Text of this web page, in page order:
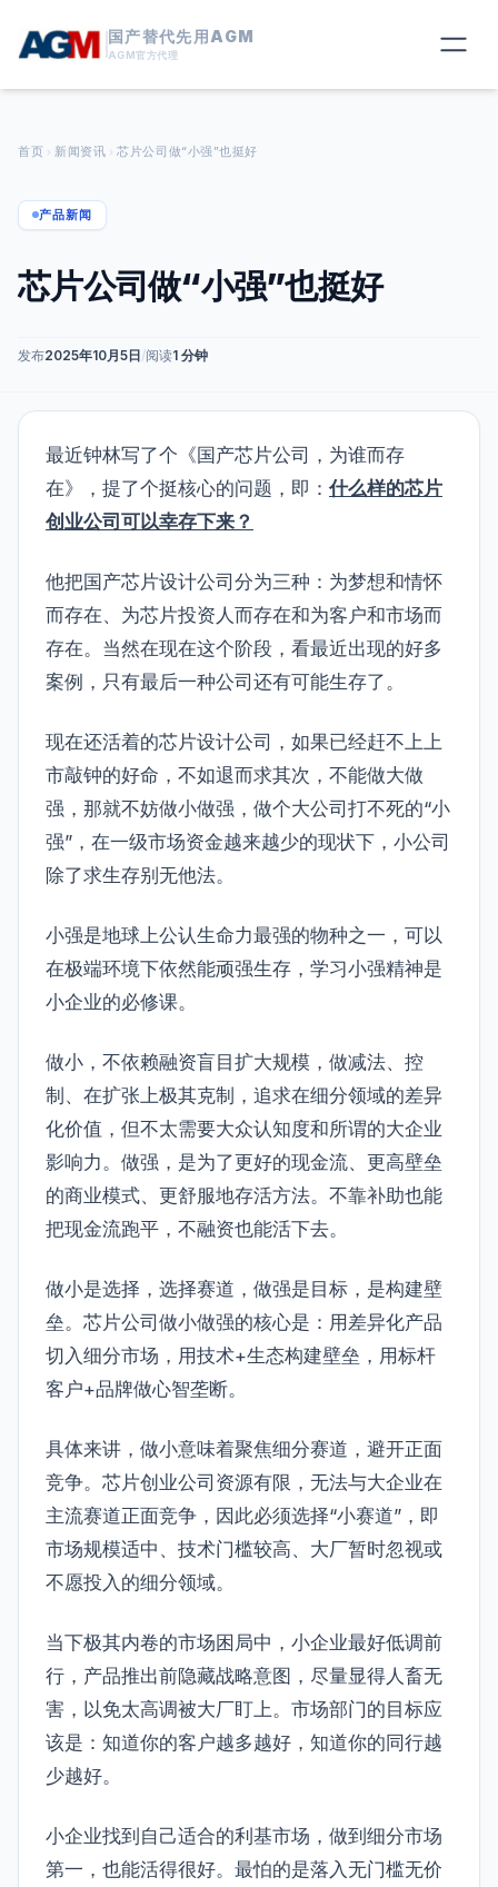
国产替代先用AGM
AGM官方代理
首页 新闻资讯 芯片公司做“小强”也挺好
产品新闻
芯片公司做“小强”也挺好
发布2025年10月5日/阅读1 分钟
最近钟林写了个 《国产芯片公司，为谁而存
在》
，提了个挺核心的问题，即： 什么样的芯片
创业公司可以幸存下来？
他把国产芯片设计公司分为三种：为梦想和情怀
而存在、为芯片投资人而存在和为客户和市场而
存在。当然在现在这个阶段，看最近出现的好多
案例，只有最后一种公司还有可能生存了。
现在还活着的芯片设计公司，如果已经赶不上上
市敲钟的好命，不如退而求其次，不能做大做
强，那就不妨做小做强，做个大公司打不死的“小
强”，在一级市场资金越来越少的现状下，小公司
除了求生存别无他法。
小强是地球上公认生命力最强的物种之一，可以
在极端环境下依然能顽强生存，学习小强精神是
小企业的必修课。
做小，不依赖融资盲目扩大规模，做减法、控
制、在扩张上极其克制，追求在细分领域的差异
化价值，但不太需要大众认知度和所谓的大企业
影响力。做强，是为了更好的现金流、更高壁垒
的商业模式、更舒服地存活方法。不靠补助也能
把现金流跑平，不融资也能活下去。
做小是选择，选择赛道，做强是目标，是构建壁
垒。芯片公司做小做强的核心是：用差异化产品
切入细分市场，用技术+生态构建壁垒，用标杆
客户+品牌做心智垄断。
具体来讲，做小意味着聚焦细分赛道，避开正面
竞争。芯片创业公司资源有限，无法与大企业在
主流赛道正面竞争，因此必须选择“小赛道”，即
市场规模适中、技术门槛较高、大厂暂时忽视或
不愿投入的细分领域。
当下极其内卷的市场困局中，小企业最好低调前
行，产品推出前隐藏战略意图，尽量显得人畜无
害，以免太高调被大厂盯上。市场部门的目标应
该是：知道你的客户越多越好，知道你的同行越
少越好。
小企业找到自己适合的利基市场，做到细分市场
第一，也能活得很好。最怕的是落入无门槛无价